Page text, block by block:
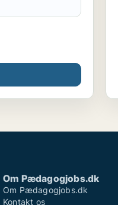
Om Pædagogjobs.dk
Om Pædagogjobs.dk
Kontakt os